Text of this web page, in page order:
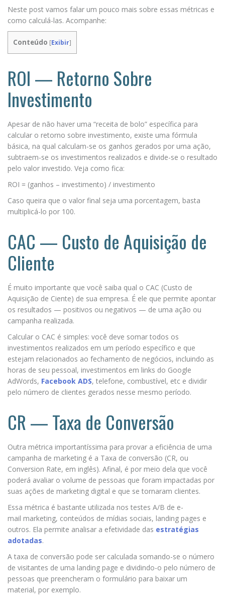
Neste post vamos falar um pouco mais sobre essas métricas e
como calculá-las. Acompanhe:
Conteúdo [Exibir]
ROI — Retorno Sobre
Investimento
Apesar de não haver uma “receita de bolo” específica para
calcular o retorno sobre investimento, existe uma fórmula
básica, na qual calculam-se os ganhos gerados por uma ação,
subtraem-se os investimentos realizados e divide-se o resultado
pelo valor investido. Veja como fica:
ROI = (ganhos – investimento) / investimento
Caso queira que o valor final seja uma porcentagem, basta
multiplicá-lo por 100.
CAC — Custo de Aquisição de
Cliente
É muito importante que você saiba qual o CAC (Custo de
Aquisição de Ciente) de sua empresa. É ele que permite apontar
os resultados — positivos ou negativos — de uma ação ou
campanha realizada.
Calcular o CAC é simples: você deve somar todos os
investimentos realizados em um período específico e que
estejam relacionados ao fechamento de negócios, incluindo as
horas de seu pessoal, investimentos em links do Google
AdWords, Facebook ADS, telefone, combustível, etc e dividir
pelo número de clientes gerados nesse mesmo período.
CR — Taxa de Conversão
Outra métrica importantíssima para provar a eficiência de uma
campanha de marketing é a Taxa de conversão (CR, ou
Conversion Rate, em inglês). Afinal, é por meio dela que você
poderá avaliar o volume de pessoas que foram impactadas por
suas ações de marketing digital e que se tornaram clientes.
Essa métrica é bastante utilizada nos testes A/B de e-
mail marketing, conteúdos de mídias sociais, landing pages e
outros. Ela permite analisar a efetividade das estratégias
adotadas.
A taxa de conversão pode ser calculada somando-se o número
de visitantes de uma landing page e dividindo-o pelo número de
pessoas que preencheram o formulário para baixar um
material, por exemplo.